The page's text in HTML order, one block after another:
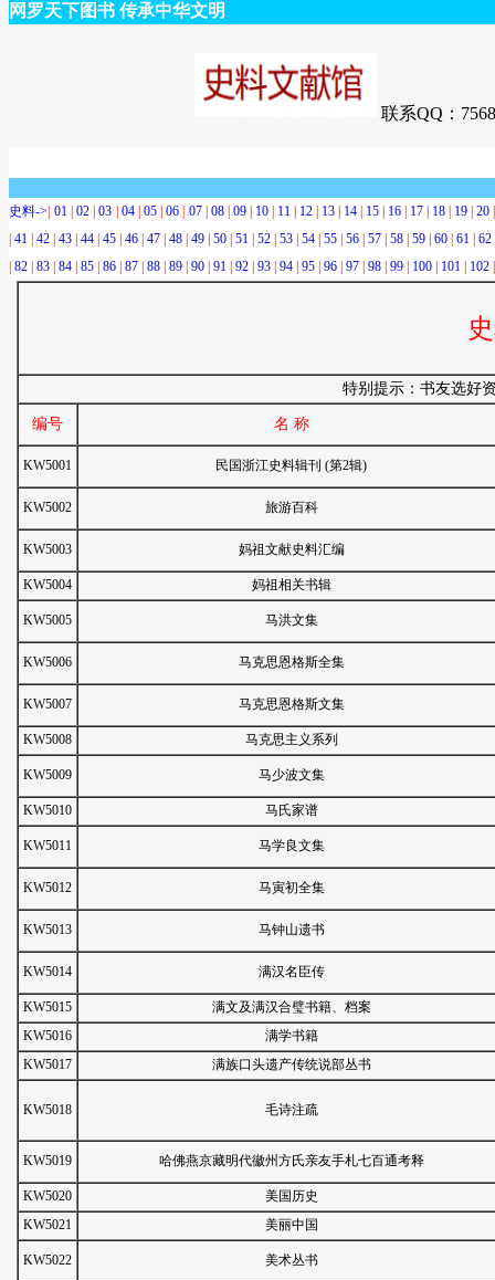
网罗天下图书 传承中华文明
联系QQ：
史料-> 01 02 03 04 05 06 07 08 09 10 11 12 13 14 15 16 17 18 19 20
41 42 43 44 45 46 47 48 49 50 51 52 53 54 55 56 57 58 59 60 61 62
82 83 84 85 86 87 88 89 90 91 92 93 94 95 96 97 98 99 100 101 102
特别提示：书友选好
编号 名 称
KW5001 民国浙江史料辑刊 (第2辑)
KW5002 旅游百科
KW5003 妈祖文献史料汇编
KW5004 妈祖相关书辑
KW5005 马洪文集
KW5006 马克思恩格斯全集
KW5007 马克思恩格斯文集
KW5008 马克思主义系列
KW5009 马少波文集
KW5010 马氏家谱
KW5011 马学良文集
KW5012 马寅初全集
KW5013 马钟山遗书
KW5014 满汉名臣传
KW5015
满文及满汉合璧书籍、档案
KW5016
满学书籍
KW5017
满族口头遗产传统说部丛书
KW5018 毛诗注疏
KW5019 哈佛燕京藏明代徽州方氏亲友手札七百通考释
KW5020
美国历史
KW5021
美丽中国
KW5022 美术丛书